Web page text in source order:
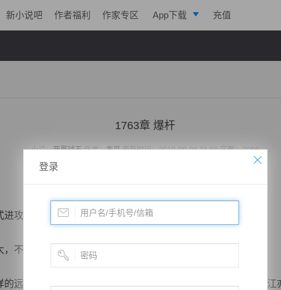
新小说吧 作者福利 作家专区 App下载 充值
1763章 爆杆
小说：两界球王作者：方丹更新时间：2019-08-06 21:00 字数：2066
攻，迷惑性会更大。
过角度看上去不怎么样。
射自是没有什么问题，而且他一直保持着高度的注意力，江
登录